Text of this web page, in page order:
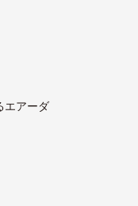
エアーダ